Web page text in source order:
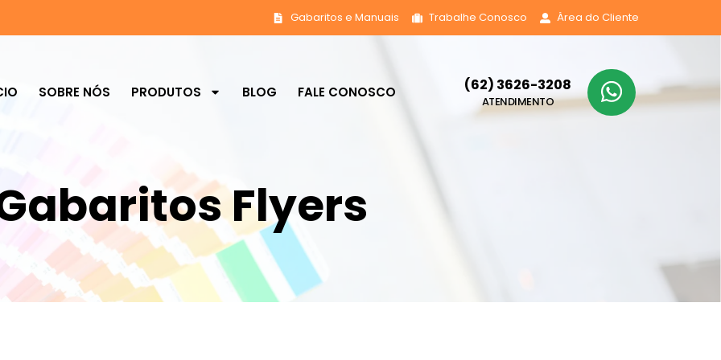
Gabaritos e Manuais Trabalhe Conosco Área do Cliente
SOBRE NÓS PRODUTOS BLOG FALE CONOSCO (62) 3626-3208
ATENDIMENTO
Flyers